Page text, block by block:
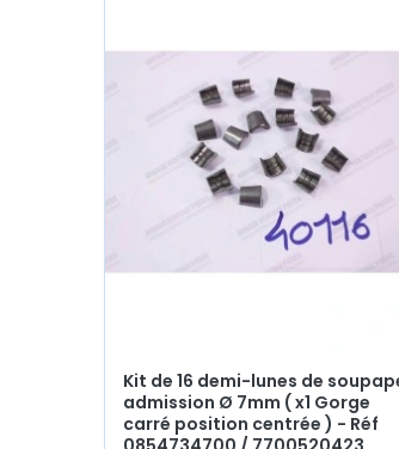
Kit de 16 demi-lunes de
admission Ø 7mm ( x1 Gorge
carré position centrée ) - Réf